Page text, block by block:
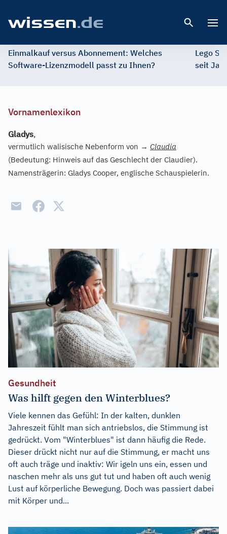
Einmalkauf versus Abonnement: Welches
Software-Lizenzmodell passt zu Ihnen?
Lego
seit
Vornamenlexikon
Gladys,
vermutlich walisische Nebenform von → Claudia
(Bedeutung: Hinweis auf das Geschlecht der Claudier).
Namensträgerin: Gladys Cooper, englische Schauspielerin.
Gesundheit
Was hilft gegen den Winterblues?
Viele kennen das Gefühl: In der kalten, dunklen
Jahreszeit fühlt man sich antriebslos, die Stimmung ist
gedrückt. Vom "Winterblues" ist dann häufig die Rede.
Dieser drückt nicht nur auf die Stimmung, er macht uns
oft auch träge und inaktiv: Wir igeln uns ein, essen und
naschen mehr als uns gut tut und haben oft auch wenig
Lust auf körperliche Bewegung. Doch was passiert dabei
mit Körper und...